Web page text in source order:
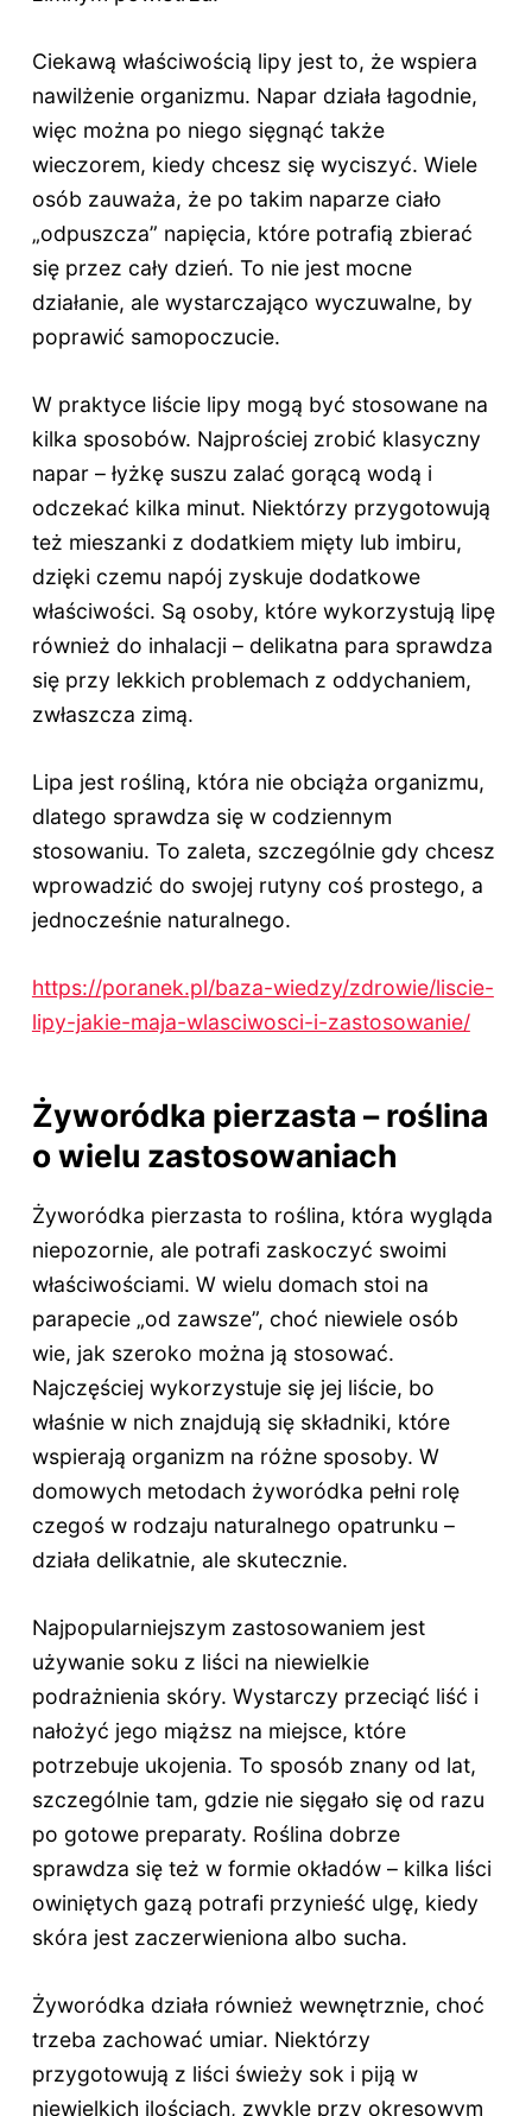
Ciekawą właściwością lipy jest to, że wspiera
nawilżenie organizmu. Napar działa łagodnie,
więc można po niego sięgnąć także
wieczorem, kiedy chcesz się wyciszyć. Wiele
osób zauważa, że po takim naparze ciało
„odpuszcza” napięcia, które potrafią zbierać
się przez cały dzień. To nie jest mocne
działanie, ale wystarczająco wyczuwalne, by
poprawić samopoczucie.
W praktyce liście lipy mogą być stosowane na
kilka sposobów. Najprościej zrobić klasyczny
napar – łyżkę suszu zalać gorącą wodą i
odczekać kilka minut. Niektórzy przygotowują
też mieszanki z dodatkiem mięty lub imbiru,
dzięki czemu napój zyskuje dodatkowe
właściwości. Są osoby, które wykorzystują lipę
również do inhalacji – delikatna para sprawdza
się przy lekkich problemach z oddychaniem,
zwłaszcza zimą.
Lipa jest rośliną, która nie obciąża organizmu,
dlatego sprawdza się w codziennym
stosowaniu. To zaleta, szczególnie gdy chcesz
wprowadzić do swojej rutyny coś prostego, a
jednocześnie naturalnego.
https://poranek.pl/baza-wiedzy/zdrowie/liscie-
lipy-jakie-maja-wlasciwosci-i-zastosowanie/
Żyworódka pierzasta – roślina
o wielu zastosowaniach
Żyworódka pierzasta to roślina, która wygląda
niepozornie, ale potrafi zaskoczyć swoimi
właściwościami. W wielu domach stoi na
parapecie „od zawsze”, choć niewiele osób
wie, jak szeroko można ją stosować.
Najczęściej wykorzystuje się jej liście, bo
właśnie w nich znajdują się składniki, które
wspierają organizm na różne sposoby. W
domowych metodach żyworódka pełni rolę
czegoś w rodzaju naturalnego opatrunku –
działa delikatnie, ale skutecznie.
Najpopularniejszym zastosowaniem jest
używanie soku z liści na niewielkie
podrażnienia skóry. Wystarczy przeciąć liść i
nałożyć jego miąższ na miejsce, które
potrzebuje ukojenia. To sposób znany od lat,
szczególnie tam, gdzie nie sięgało się od razu
po gotowe preparaty. Roślina dobrze
sprawdza się też w formie okładów – kilka liści
owiniętych gazą potrafi przynieść ulgę, kiedy
skóra jest zaczerwieniona albo sucha.
Żyworódka działa również wewnętrznie, choć
trzeba zachować umiar. Niektórzy
przygotowują z liści świeży sok i piją w
niewielkich ilościach, zwykle przy okresowym